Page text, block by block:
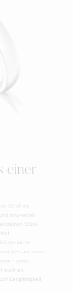
einer
Es ist die
innovativer
Stück
die ideale
alles aus einer
– jedes
euch als
Langlebigkeit